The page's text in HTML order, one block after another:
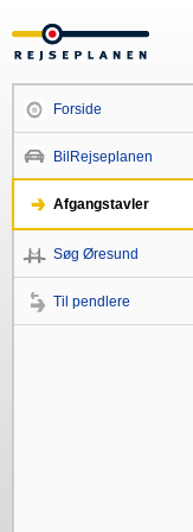
Forside
BilRejseplanen
Afgangstavler
Søg Øresund
Til pendlere